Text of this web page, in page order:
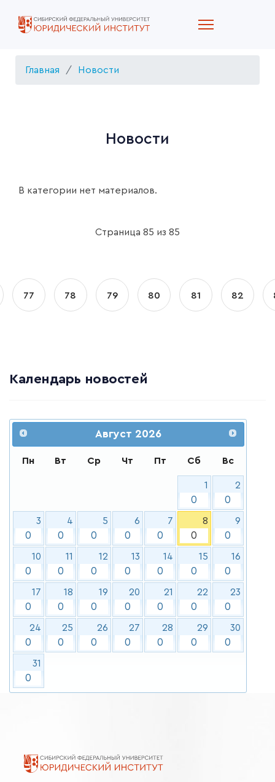
Главная Новости
Новости
В категории нет материалов.
Страница 85 из 85
77 78 79 80 81 82
Календарь новостей
Август 2026
Пн Вт Ср Чт Пт Сб Вс
1
0
2
0
3
0
4
0
5
0
6
0
7
0
8
0
9
0
10
0
11
0
12
0
13
0
14
0
15
0
16
0
17
0
18
0
19
0
20
0
21
0
22
0
23
0
24
0
25
0
26
0
27
0
28
0
29
0
30
0
31
0